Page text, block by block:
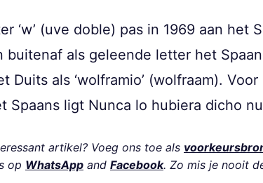
‘w’ (uve doble) pas in 1969 aan het
als geleende letter het
als ‘wolframio’ (wolfraam).
Spaans ligt Nunca lo hubiera dicho
artikel? Voeg ons toe als
op WhatsApp and Facebook. Zo mis je nooit